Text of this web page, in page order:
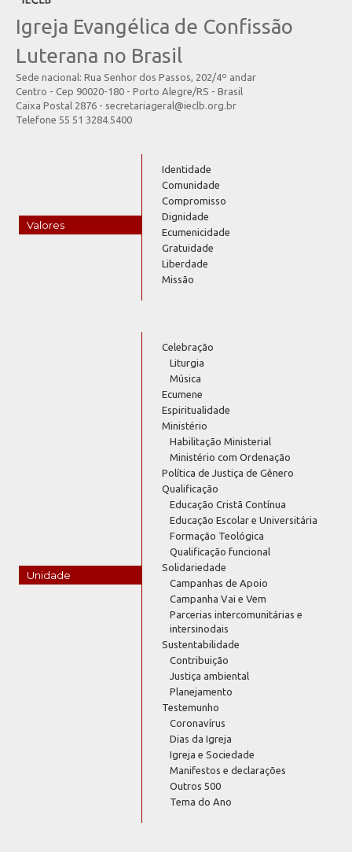
Igreja Evangélica de Confissão
Luterana no Brasil
Sede nacional: Rua Senhor dos Passos, 202/4º andar
Centro - Cep 90020-180 - Porto Alegre/RS - Brasil
Caixa Postal 2876 - secretariageral@ieclb.org.br
Telefone 55 51 3284.5400
Valores
Identidade
Comunidade
Compromisso
Dignidade
Ecumenicidade
Gratuidade
Liberdade
Missão
Unidade
Celebração
Liturgia
Música
Ecumene
Espiritualidade
Ministério
Habilitação Ministerial
Ministério com Ordenação
Política de Justiça de Gênero
Qualificação
Educação Cristã Contínua
Educação Escolar e Universitária
Formação Teológica
Qualificação funcional
Solidariedade
Campanhas de Apoio
Campanha Vai e Vem
Parcerias intercomunitárias e
intersinodais
Sustentabilidade
Contribuição
Justiça ambiental
Planejamento
Testemunho
Coronavírus
Dias da Igreja
Igreja e Sociedade
Manifestos e declarações
Outros 500
Tema do Ano